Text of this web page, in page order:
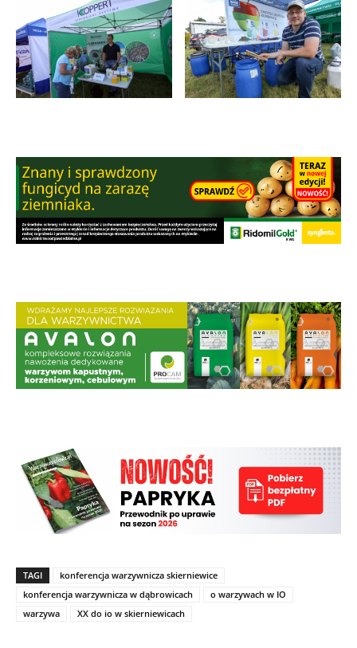
TAGI
konferencja warzywnicza skierniewice
konferencja warzywnicza w dąbrowicach
o warzywach w IO
warzywa
XX do io w skierniewicach